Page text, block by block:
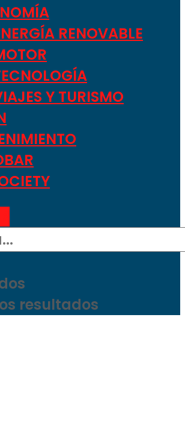
RENOVABLE
Y TURISMO
resultados